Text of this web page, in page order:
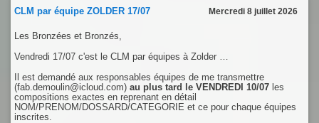
CLM par équipe ZOLDER 17/07 Mercredi 8 juillet 2026
Les Bronzées et Bronzés,
Vendredi 17/07 c'est le CLM par équipes à Zolder …
Il est demandé aux responsables équipes de me transmettre
(fab.demoulin@icloud.com) au plus tard le VENDREDI 10/07 les
compositions exactes en reprenant en détail
NOM/PRENOM/DOSSARD/CATEGORIE et ce pour chaque équipes
inscrites.